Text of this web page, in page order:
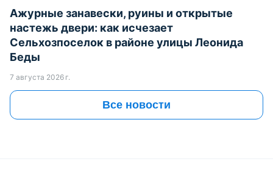
Ажурные занавески, руины и открытые
настежь двери: как исчезает
Сельхозпоселок в районе улицы Леонида
Беды
7 августа 2026 г.
Все новости